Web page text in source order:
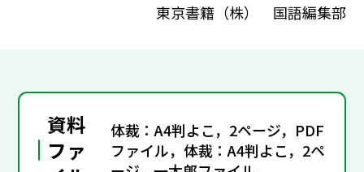
東京書籍（株） 国語編集部
資料
ファ
体裁：A4判よこ，2ページ，PDF
ファイル，体裁：A4判よこ，2ペ